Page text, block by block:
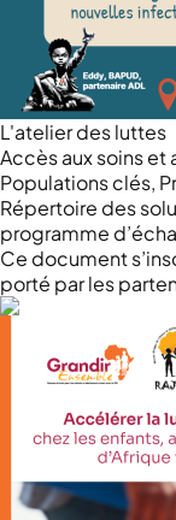
L'atelier des luttes
Accès aux soins et
Populations clés,
Répertoire des
programme
Ce document
porté par les